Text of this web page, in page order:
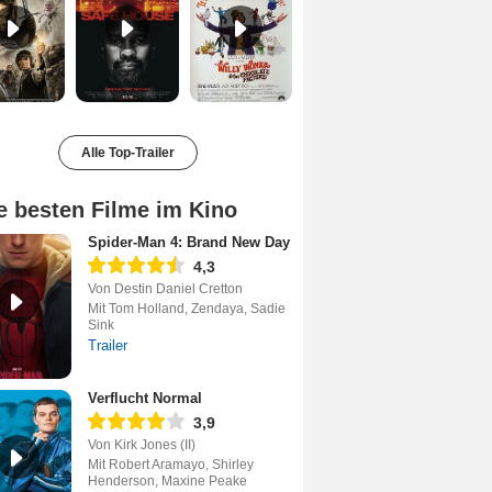
Alle Top-Trailer
besten Filme im Kino
Spider-Man 4: Brand New Day
4,3
Von Destin Daniel Cretton
Mit Tom Holland, Zendaya, Sadie
Sink
Trailer
Verflucht Normal
3,9
Von Kirk Jones (II)
Mit Robert Aramayo, Shirley
Henderson, Maxine Peake